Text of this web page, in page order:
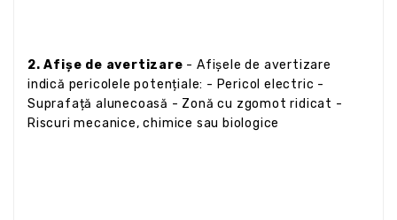
2. Afișe de avertizare - Afișele de avertizare
indică pericolele potențiale: - Pericol electric -
Suprafață alunecoasă - Zonă cu zgomot ridicat -
Riscuri mecanice, chimice sau biologice